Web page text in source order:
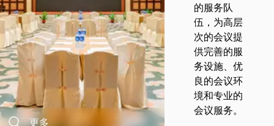
更多
的服务队
伍，为高层
次的会议提
供完善的服
务设施、优
良的会议环
境和专业的
会议服务。